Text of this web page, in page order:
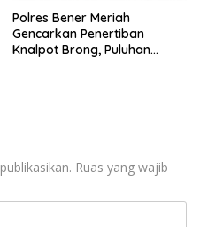
Polres Bener Meriah
Gencarkan Penertiban
Knalpot Brong, Puluhan
Ruas yang wajib